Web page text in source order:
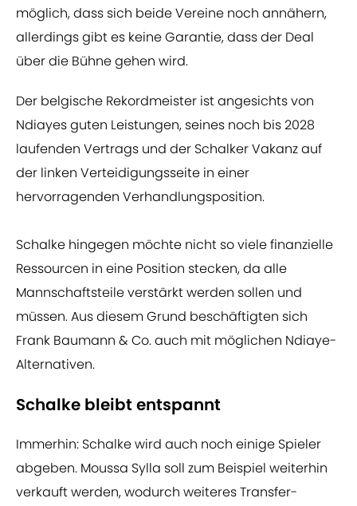
möglich, dass sich beide Vereine noch annähern,
allerdings gibt es keine Garantie, dass der Deal
über die Bühne gehen wird.
Der belgische Rekordmeister ist angesichts von
Ndiayes guten Leistungen, seines noch bis 2028
laufenden Vertrags und der Schalker Vakanz auf
der linken Verteidigungsseite in einer
hervorragenden Verhandlungsposition.
Schalke hingegen möchte nicht so viele finanzielle
Ressourcen in eine Position stecken, da alle
Mannschaftsteile verstärkt werden sollen und
müssen. Aus diesem Grund beschäftigten sich
Frank Baumann & Co. auch mit möglichen Ndiaye-
Alternativen.
Schalke bleibt entspannt
Immerhin: Schalke wird auch noch einige Spieler
abgeben. Moussa Sylla soll zum Beispiel weiterhin
verkauft werden, wodurch weiteres Transfer-